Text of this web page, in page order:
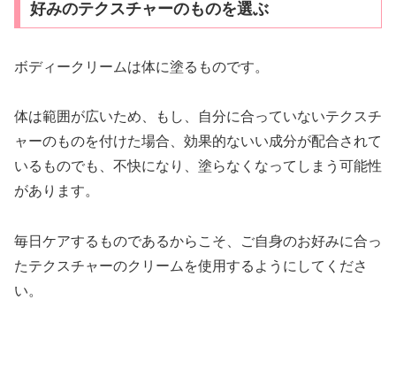
好みのテクスチャーのものを選ぶ
ボディークリームは体に塗るものです。
体は範囲が広いため、もし、自分に合っていないテクスチ
ャーのものを付けた場合、効果的ないい成分が配合されて
いるものでも、不快になり、塗らなくなってしまう可能性
があります。
毎日ケアするものであるからこそ、ご自身のお好みに合っ
たテクスチャーのクリームを使用するようにしてくださ
い。